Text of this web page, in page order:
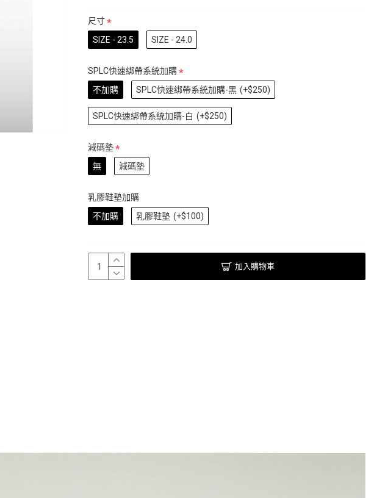
尺寸
SIZE - 23.5
SIZE - 24.0
SPLC快速綁帶系統加購
不加購
SPLC快速綁帶系統加購-黑 (+$250)
SPLC快速綁帶系統加購-白 (+$250)
減碼墊
無
減碼墊
乳膠鞋墊加購
不加購
乳膠鞋墊 (+$100)
加入購物車